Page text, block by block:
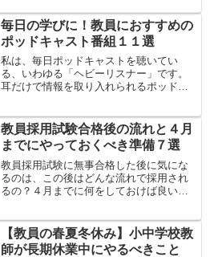
用試験に合格し、個人面接では５段階中
の最高評価だった私が、受...
毎日の学びに！教員におすすめの
ポッドキャスト番組１１選
私は、毎日ポッドキャストを聴いてい
る、いわゆる「ヘビーリスナー」です。
耳だけで情報を取り入れられるポッドキ
この記事では、ヘビーリスナーである私
が実際に日々聴いている番組...
教員採用試験合格後の流れと４月
までにやっておくべき準備７選
教員採用試験に無事合格した後に気にな
るのは、この後はどんな流れで採用され
るの？４月までに何をしておけば良いだ
教員採用試験を突破し、４月から採用さ
れる皆さんに向けて、「合...
【教員の春夏冬休み】小中学校教
師が長期休業中にやるべきこと